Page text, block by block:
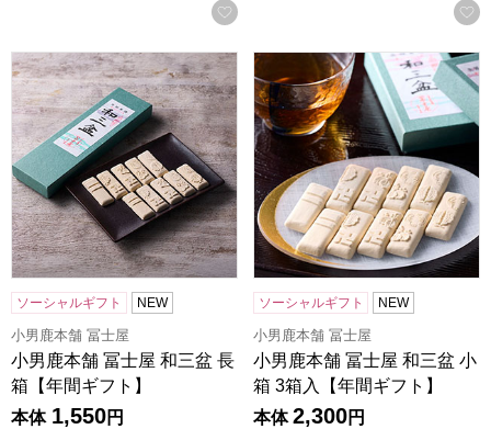
お気に入りに登録する
小男鹿本舗 冨士屋 和三盆 長箱【年間ギフト】
ソーシャルギフト NEW
小男鹿本舗 冨士屋
小男鹿本舗 冨士屋 和三盆 長
箱【年間ギフト】
本体 1,550円
小男鹿本舗 冨士屋 和三盆 小
ソーシャルギフト NEW
小男鹿本舗 冨士屋
小男鹿本舗 冨士屋 和三盆 小
箱 3箱入【年間ギフト】
本体 2,300円